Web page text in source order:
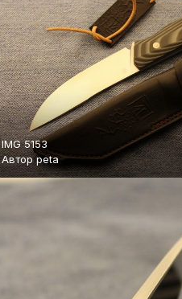
IMG 5153
Авторpeta